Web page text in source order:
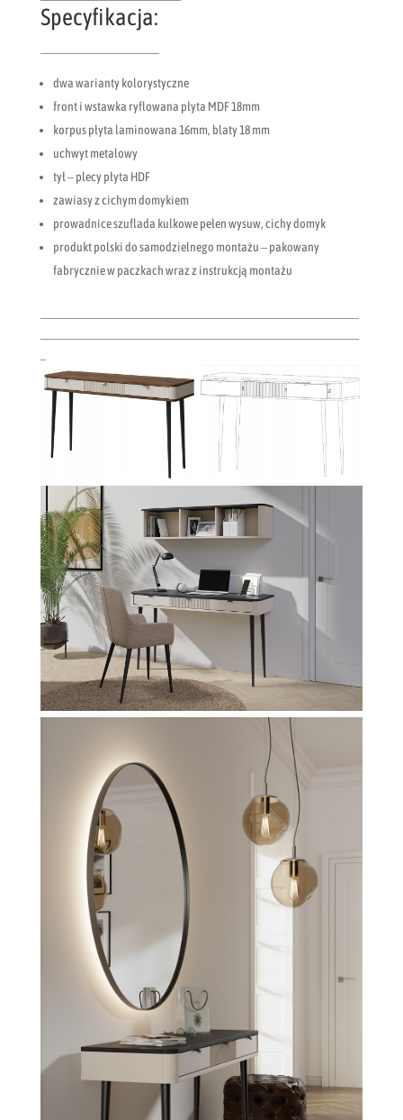
Specyfikacja:
dwa warianty kolorystyczne
front i wstawka ryflowana płyta MDF 18mm
korpus płyta laminowana 16mm, blaty 18 mm
uchwyt metalowy
tył – plecy płyta HDF
zawiasy z cichym domykiem
prowadnice szuflada kulkowe pełen wysuw, cichy domyk
produkt polski do samodzielnego montażu – pakowany
fabrycznie w paczkach wraz z instrukcją montażu